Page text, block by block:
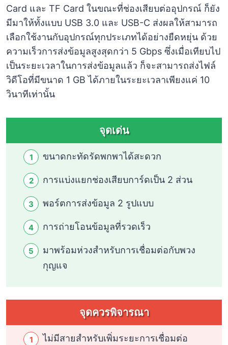
Card และ TF Card ในขณะที่ช่องเสียบต่ออุปกรณ์ ก็ยัง
มีมาให้ทั้งแบบ USB 3.0 และ USB-C ส่งผลให้สามารถ
เลือกใช้งานกับอุปกรณ์ทุกประเภทได้อย่างยืดหยุ่น ด้วย
ความเร็วการส่งข้อมูลสูงสุดกว่า 5 Gbps ซึ่งเมื่อเทียบไป
เป็นระยะเวลาในการส่งข้อมูลแล้ว ก็จะสามารถส่งไฟล์
วิดีโอที่มีขนาด 1 GB ได้ภายในระยะเวลาเพียงแค่ 10
วินาทีเท่านั้น
จุดเด่น
ขนาดกะทัดรัดพกพาได้สะดวก
การแบ่งแยกช่องเสียบการ์ดเป็น 2 ส่วน
พอร์ตการส่งข้อมูล 2 รูปแบบ
การถ่ายโอนข้อมูลที่รวดเร็ว
มาพร้อมห่วงสำหรับการเชื่อมต่อกับพวง
กุญแจ
จุดควรพิจารณา
ไม่มีสายสำหรับเพิ่มระยะการเชื่อมต่อ